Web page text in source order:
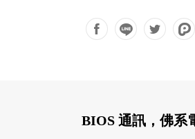
BIOS 通訊，佛系